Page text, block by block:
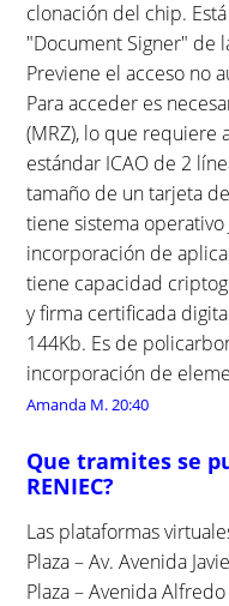
clonación del chip.
"Document Signer" de
Previene el acceso no
Para acceder es
(MRZ), lo que requiere
estándar ICAO de 2
tamaño de un tarjeta
tiene sistema
incorporación de
tiene capacidad
y firma certificada
144Kb. Es de
incorporación de
Amanda M.20:40
Que tramites se
RENIEC?
Las plataformas
Plaza – Av. Avenida
Plaza – Avenida